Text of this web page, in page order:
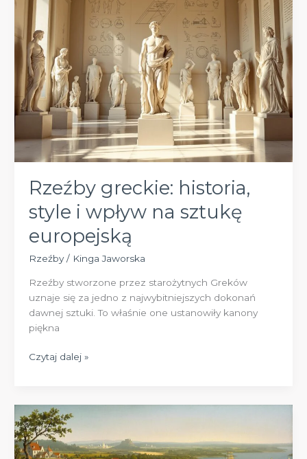
w
kulturze
Rzeźby greckie: historia,
style i wpływ na sztukę
europejską
Rzeźby/ Kinga Jaworska
Rzeźby stworzone przez starożytnych Greków
uznaje się za jedno z najwybitniejszych dokonań
dawnej sztuki. To właśnie one ustanowiły kanony
piękna
Rzeźby
i
wpływ
na
Czytaj dalej »